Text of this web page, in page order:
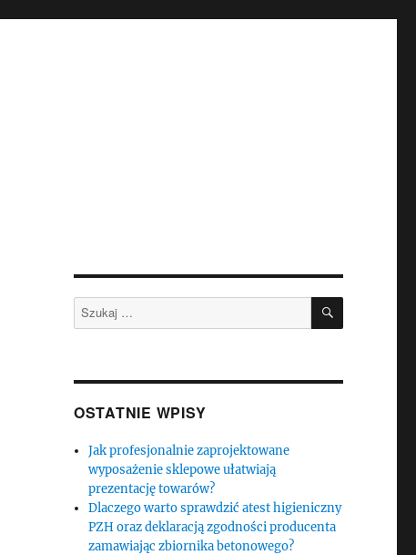
Szukaj: SZUKAJ
OSTATNIE WPISY
Jak profesjonalnie zaprojektowane
wyposażenie sklepowe ułatwiają
prezentację towarów?
Dlaczego warto sprawdzić atest higieniczny
PZH oraz deklaracją zgodności producenta
zamawiając zbiornika betonowego?